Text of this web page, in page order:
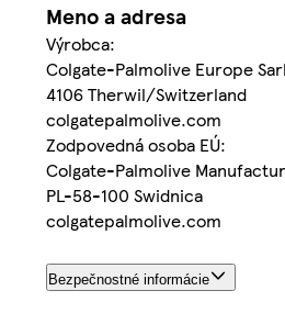
Meno a adresa
Výrobca:
Colgate-Palmolive Europe Sarl
4106 Therwil/Switzerland
colgatepalmolive.com
Zodpovedná osoba EÚ:
Colgate-Palmolive
PL-58-100 Swidnica
colgatepalmolive.com
Bezpečnostné informácie